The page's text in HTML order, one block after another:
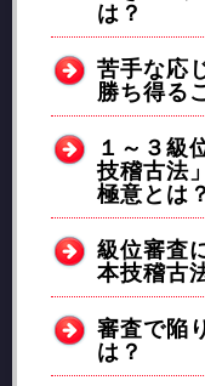
は？
苦手な応
勝ち得る
１～３級
技稽古法
極意とは？
級位審査
本技稽古
審査で陥
は？